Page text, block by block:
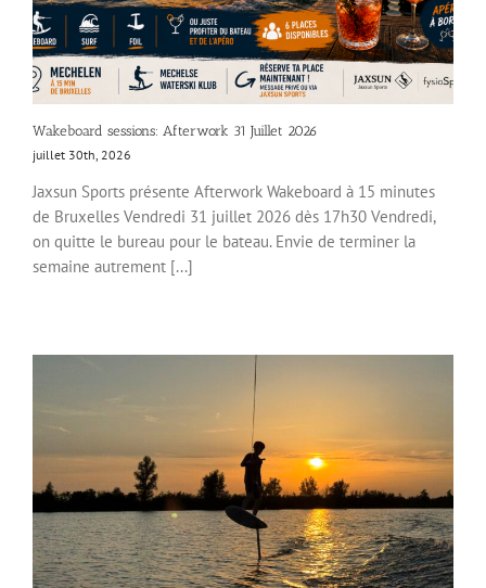
Wakeboard sessions: Afterwork 31 Juillet 2026
juillet 30th, 2026
Jaxsun Sports présente Afterwork Wakeboard à 15 minutes
de Bruxelles Vendredi 31 juillet 2026 dès 17h30 Vendredi,
on quitte le bureau pour le bateau. Envie de terminer la
semaine autrement [...]